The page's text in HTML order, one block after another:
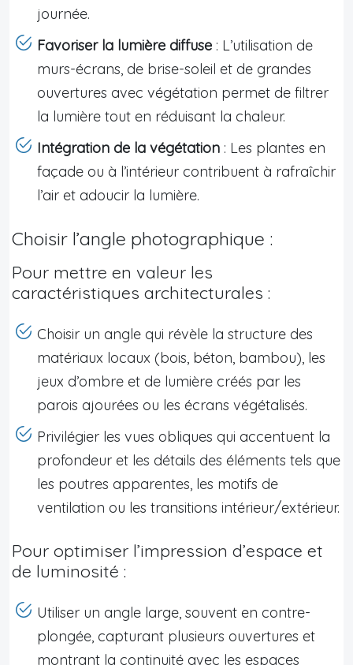
journée.
Favoriser la lumière diffuse : L’utilisation de
murs-écrans, de brise-soleil et de grandes
ouvertures avec végétation permet de filtrer
la lumière tout en réduisant la chaleur.
Intégration de la végétation : Les plantes en
façade ou à l’intérieur contribuent à rafraîchir
l’air et adoucir la lumière.
Choisir l’angle photographique :
Pour mettre en valeur les
caractéristiques architecturales :
Choisir un angle qui révèle la structure des
matériaux locaux (bois, béton, bambou), les
jeux d’ombre et de lumière créés par les
parois ajourées ou les écrans végétalisés.
Privilégier les vues obliques qui accentuent la
profondeur et les détails des éléments tels que
les poutres apparentes, les motifs de
ventilation ou les transitions intérieur/extérieur.
Pour optimiser l’impression d’espace et
de luminosité :
Utiliser un angle large, souvent en contre-
plongée, capturant plusieurs ouvertures et
montrant la continuité avec les espaces